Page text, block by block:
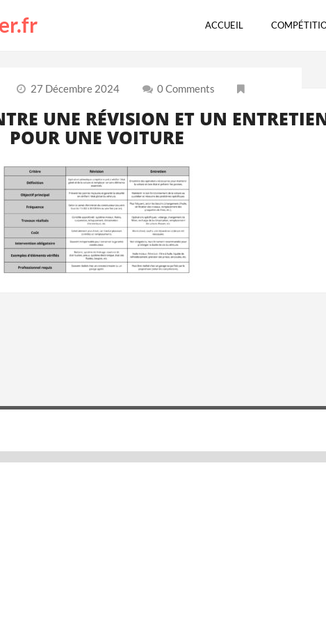
ACCUEIL
27 Décembre 2024 0 Comments
UNE RÉVISION ET UN
POUR UNE VOITURE